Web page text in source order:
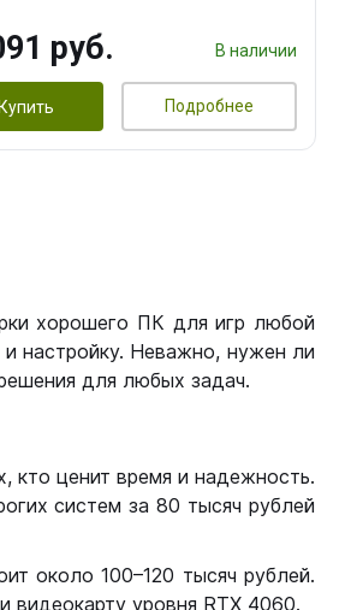
руб. В наличии
Купить Подробнее
хорошего ПК для игр любой
настройку. Неважно, нужен ли
для любых задач.
кто ценит время и надежность.
систем за 80 тысяч рублей
около 100–120 тысяч рублей.
видеокарту уровня RTX 4060.